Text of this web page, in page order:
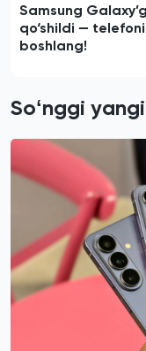
Samsung
qo‘shildi —
boshlang!
Soʻnggi